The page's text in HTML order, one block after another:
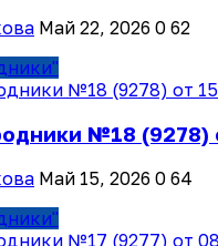
Май 22, 2026 0 62
№18 (9278)
Май 15, 2026 0 64